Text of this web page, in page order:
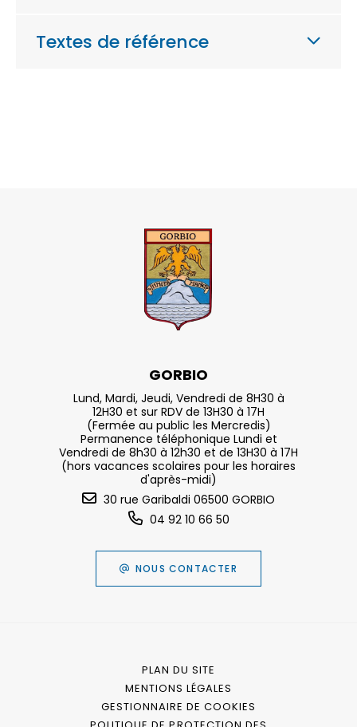
Textes de référence
GORBIO
Lund, Mardi, Jeudi, Vendredi de 8H30 à
12H30 et sur RDV de 13H30 à 17H
(Fermée au public les Mercredis)
Permanence téléphonique Lundi et
Vendredi de 8h30 à 12h30 et de 13H30 à 17H
(hors vacances scolaires pour les horaires
d'après-midi)
30 rue Garibaldi 06500 GORBIO
04 92 10 66 50
NOUS CONTACTER
PLAN DU SITE
MENTIONS LÉGALES
GESTIONNAIRE DE COOKIES